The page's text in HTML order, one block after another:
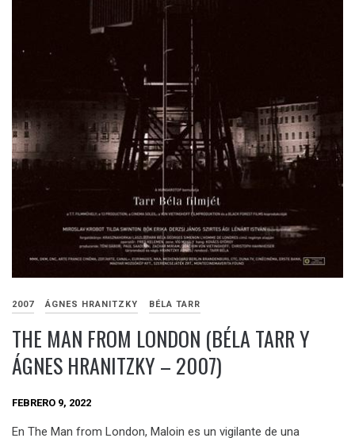
2007 ÁGNES HRANITZKY BÉLA TARR
THE MAN FROM LONDON (BÉLA TARR Y
ÁGNES HRANITZKY – 2007)
FEBRERO 9, 2022
En The Man from London, Maloin es un vigilante de una